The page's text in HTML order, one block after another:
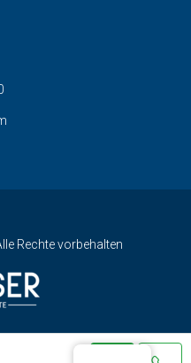
Rechte vorbehalten